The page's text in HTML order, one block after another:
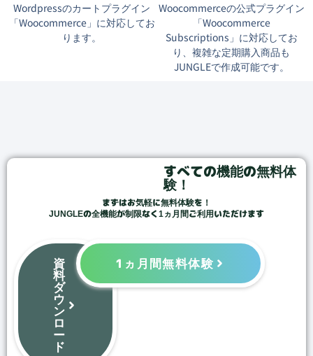
Wordpressのカートプラグイン
「Woocommerce」に対応してお
ります。
Woocommerceの公式プラグイン
「Woocommerce
Subscriptions」に対応してお
り、複雑な定期購入商品も
JUNGLEで作成可能です。
すべての機能の無料体
験！
まずはお気軽に無料体験を！
JUNGLEの全機能が制限なく1ヵ月間ご利用いただけます
資
料
ダ
ウ
ン
ロ
ー
ド
1ヵ月間無料体験